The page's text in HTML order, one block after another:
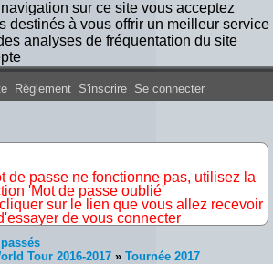
sur ce site vous acceptez
destinés à vous offrir un meilleur service
analyses de fréquentation du site
Iron Maiden France
Règlement S'inscrire Se connecter
de passe ne fonctionne pas, utilisez la
'Mot de passe oublié'
sur le lien que vous allez recevoir
de vous connecter
Tour 2016-2017 » Tournée 2017